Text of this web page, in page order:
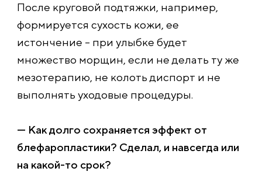
После круговой подтяжки, например,
формируется сухость кожи, ее
истончение – при улыбке будет
множество морщин, если не делать ту же
мезотерапию, не колоть диспорт и не
выполнять уходовые процедуры.
— Как долго сохраняется эффект от
блефаропластики? Сделал, и навсегда или
на какой-то срок?